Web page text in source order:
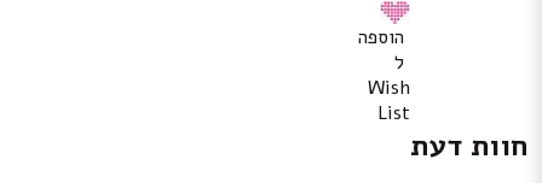
הוספה
ל
Wish
List
חוות דעת